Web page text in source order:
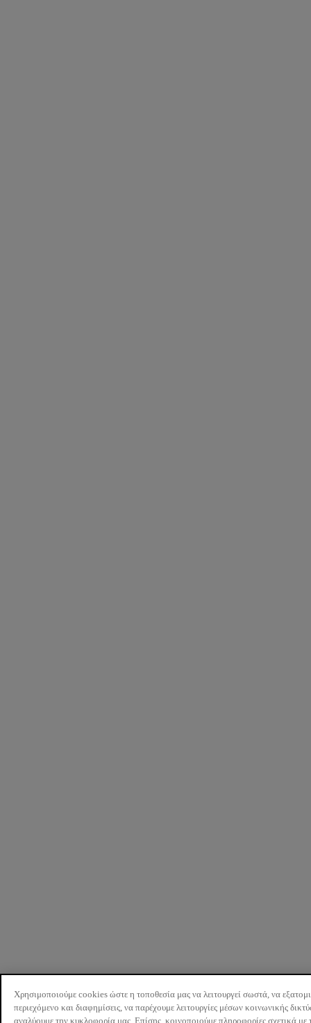
Χρησιμοποιούμε cookies ώστε η τοποθεσία μας να λειτουργεί σωστά, να
περιεχόμενο και διαφημίσεις, να παρέχουμε λειτουργίες μέσων κοινωνικής
αναλύουμε την κυκλοφορία μας. Επίσης, κοινοποιούμε πληροφορίες σχετικά με